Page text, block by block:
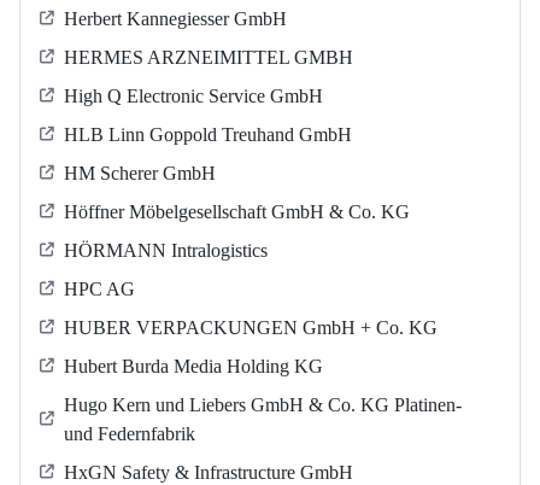
Herbert Kannegiesser GmbH
HERMES ARZNEIMITTEL GMBH
High Q Electronic Service GmbH
HLB Linn Goppold Treuhand GmbH
HM Scherer GmbH
Höffner Möbelgesellschaft GmbH & Co. KG
HÖRMANN Intralogistics
HPC AG
HUBER VERPACKUNGEN GmbH + Co. KG
Hubert Burda Media Holding KG
Hugo Kern und Liebers GmbH & Co. KG Platinen-
und Federnfabrik
HxGN Safety & Infrastructure GmbH